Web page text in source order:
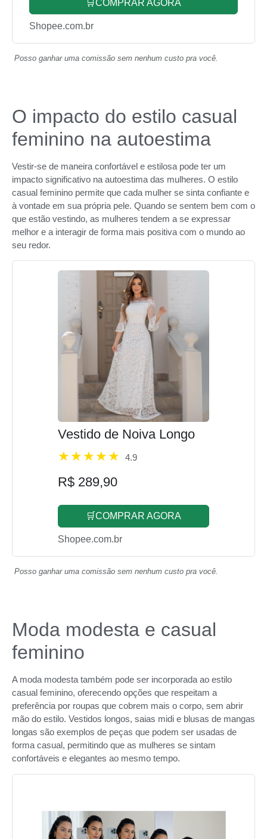
🛒COMPRAR AGORA
Shopee.com.br
Posso ganhar uma comissão sem nenhum custo pra você.
O impacto do estilo casual
feminino na autoestima
Vestir-se de maneira confortável e estilosa pode ter um
impacto significativo na autoestima das mulheres. O estilo
casual feminino permite que cada mulher se sinta confiante e
à vontade em sua própria pele. Quando se sentem bem com o
que estão vestindo, as mulheres tendem a se expressar
melhor e a interagir de forma mais positiva com o mundo ao
seu redor.
Vestido de Noiva Longo
4.9
R$ 289,90
🛒COMPRAR AGORA
Shopee.com.br
Posso ganhar uma comissão sem nenhum custo pra você.
Moda modesta e casual
feminino
A moda modesta também pode ser incorporada ao estilo
casual feminino, oferecendo opções que respeitam a
preferência por roupas que cobrem mais o corpo, sem abrir
mão do estilo. Vestidos longos, saias midi e blusas de mangas
longas são exemplos de peças que podem ser usadas de
forma casual, permitindo que as mulheres se sintam
confortáveis e elegantes ao mesmo tempo.